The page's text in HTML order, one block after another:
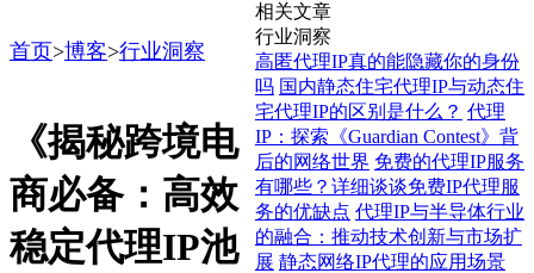
首页>博客>行业洞察
《揭秘跨境电
商必备：高效
稳定代理IP池
相关文章
行业洞察
高匿代理IP真的能隐藏你的身份
吗 国内静态住宅代理IP与动态住
宅代理IP的区别是什么？ 代理
IP：探索《Guardian Contest》背
后的网络世界 免费的代理IP服务
有哪些？详细谈谈免费IP代理服
务的优缺点 代理IP与半导体行业
的融合：推动技术创新与市场扩
展 静态网络IP代理的应用场景